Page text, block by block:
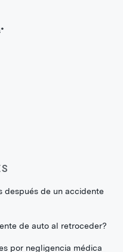
después de un accidente
de auto al retroceder?
por negligencia médica